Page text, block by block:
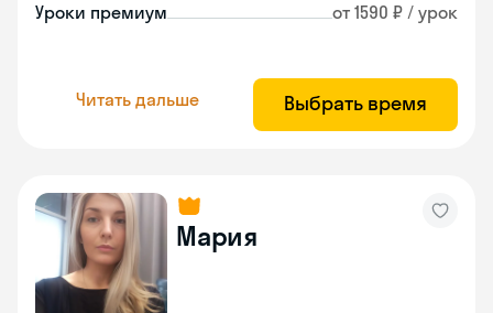
Уроки премиум от 1590 ₽ / урок
Читать дальше Выбрать время
Мария